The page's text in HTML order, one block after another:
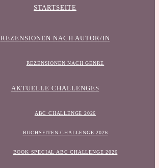
STARTSEITE
REZENSIONEN NACH AUTOR/IN
REZENSIONEN NACH GENRE
AKTUELLE CHALLENGES
ABC CHALLENGE 2026
BUCHSEITEN-CHALLENGE 2026
BOOK SPECIAL ABC CHALLENGE 2026